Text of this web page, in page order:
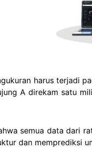
harus terjadi
A direkam satu
semua data dari
dan memprediksi